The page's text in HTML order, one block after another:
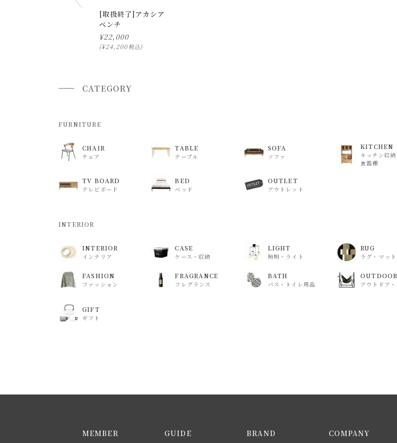
指定ではなく希望と言う形でお荷物に記載する事はできますが、 希望通りに届かない可能性もござい
返品・交換について
返品等の詳細は「お買い物ガイド(返品・交換について)
[取扱終了]アカシア
ベンチ
¥22,000
¥24,200税込
CATEGORY
FURNITURE
CHAIR
チェア
TABLE
テーブル
SOFA
ソファ
KITCHEN
キッチン収納
食器棚
TV BOARD
テレビボード
BED
ベッド
OUTLET
アウトレット
INTERIOR
INTERIOR
インテリア
CASE
ケース・収納
LIGHT
照明・ライト
RUG
ラグ・マット
FASHION
ファッション
FRAGRANCE
フレグランス
BATH
バス・トイレ用品
OUTDOOR
アウトドア
GIFT
ギフト
MEMBER GUIDE BRAND COMPANY